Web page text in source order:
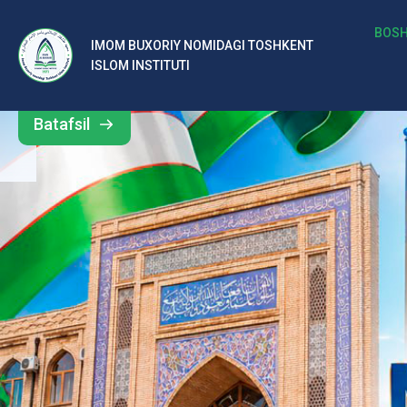
IMOM BUXORIY NOMIDAGI TOSHKENT
ISLOM INSTITUTI
b
al
ar
o‘
rt
a
si
d
Barcha
yangiliklar
Batafsil